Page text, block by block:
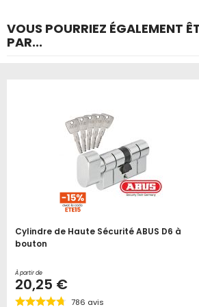
VOUS POURRIEZ ÉGALEMENT
PAR...
Cylindre de Haute Sécurité ABUS D6 à
bouton
À partir de
20,25 €
786 avis